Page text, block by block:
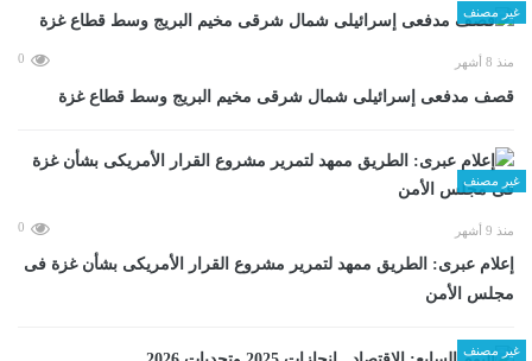
غير مصنف
منذ 8 أشهر 0
قصف مدفعى إسرائيلى شمال شرقى مخيم البريج وسط قطاع غزة
غير مصنف
منذ 9 أشهر 0
إعلام عبرى: الطريق ممهد لتمرير مشروع القرار الأمريكى بشأن غزة فى
مجلس الأمن
غير مصنف